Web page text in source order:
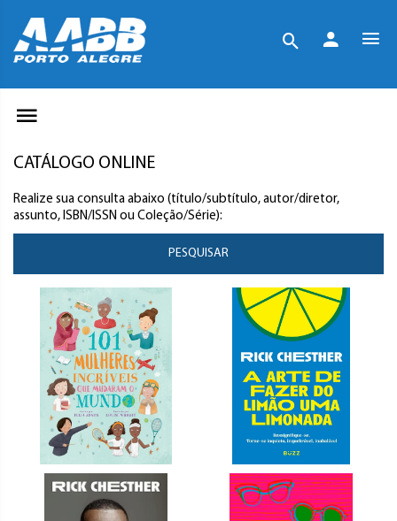
CATÁLOGO ONLINE
Realize sua consulta abaixo (título/subtítulo, autor/diretor,
assunto, ISBN/ISSN ou Coleção/Série):
PESQUISAR